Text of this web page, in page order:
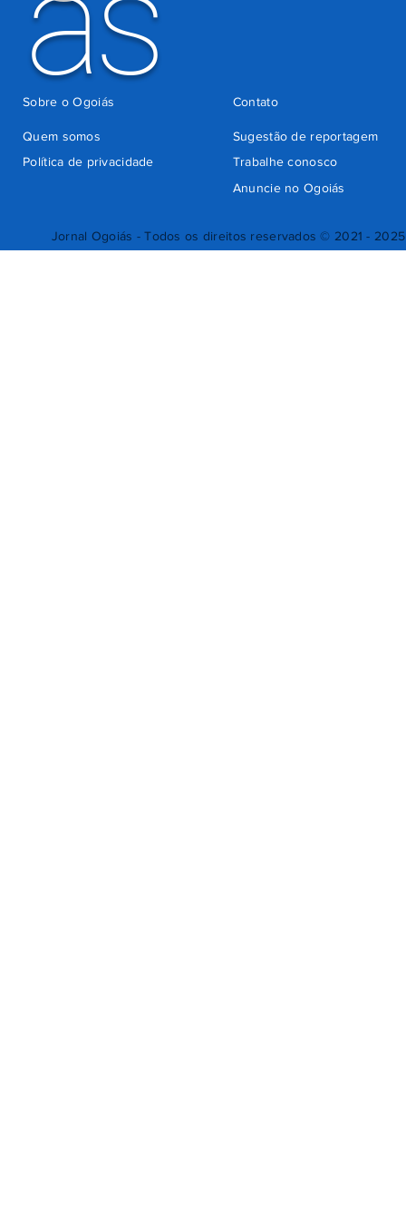
Jornal Ogoiás - Todos os direitos reservados © 2021 - 2025
Quem somos
Sugestão de reportagem
Trabalhe conosco
Política de privacidade
Anuncie no Ogoiás
Contato
Sobre o Ogoiás